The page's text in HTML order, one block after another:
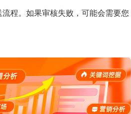
程。如果审核失败，可能会需要您